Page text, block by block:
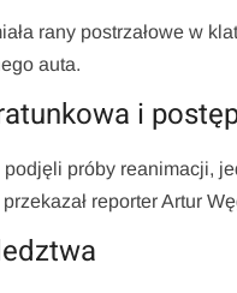
rany postrzałowe w
auta.
i
próby reanimacji,
reporter Artur